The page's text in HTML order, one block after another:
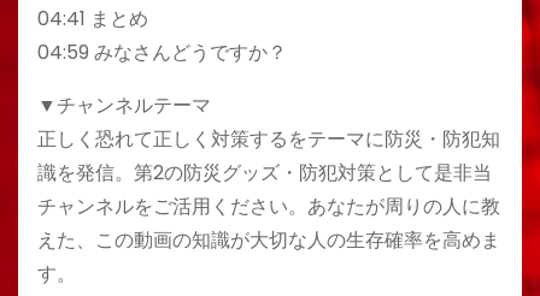
04:41 まとめ
04:59 みなさんどうですか？
▼チャンネルテーマ
正しく恐れて正しく対策するをテーマに防災・防犯知
識を発信。第2の防災グッズ・防犯対策として是非当
チャンネルをご活用ください。あなたが周りの人に教
えた、この動画の知識が大切な人の生存確率を高めま
す。